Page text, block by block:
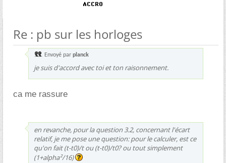
Re : pb sur les horloges
Envoyé par planck
je suis d'accord avec toi et ton raisonnement.
ca me rassure
en revanche, pour la question 3.2, concernant l'écart
relatif, je me pose une question: pour le calculer, est ce
qu'on fait (t-t0)/t ou (t-t0)/t0? ou tout simplement
(1+alpha²/16)